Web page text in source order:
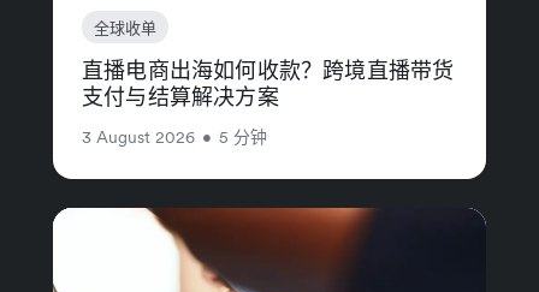
全球收单
直播电商出海如何收款？跨境直播带货
支付与结算解决方案
3 August 2026 • 5 分钟